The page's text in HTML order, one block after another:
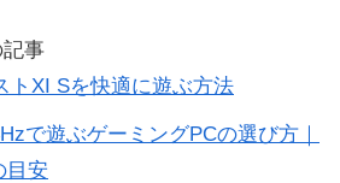
事
トXI Sを快適に遊ぶ方法
で遊ぶゲーミングPCの選び方｜
目安